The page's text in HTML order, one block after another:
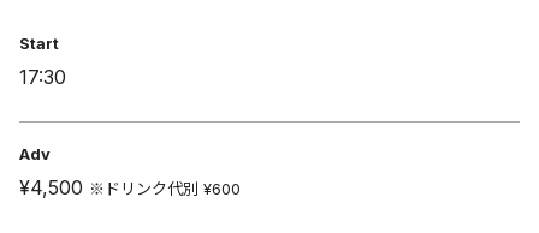
Start
17:30
Adv
¥4,500 ※ドリンク代別 ¥600